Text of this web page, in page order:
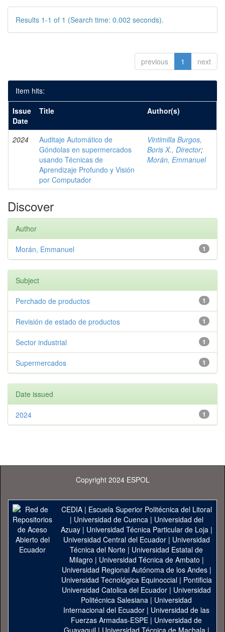
Results 1-1 of 1 (Search time: 0.002 seconds).
previous 1 next
Item hits:
Issue
Date
Title Author(s)
2024
Auditaje Automático de
Góndolas en supermercados
usando Técnicas de
Aprendizaje Profundo y Visión
por Computador
Vintimilla Burgos,
Boris X., Director;
Morán, Emmanuel
Discover
Author
1
Morán, Emmanuel
Subject
1
Perchado de productos
1
Revisión de estado de productos
1
Sector industrial
1
Supermercados
Date issued
1
2024
Copyright 2024 ESPOL
CEDIA| Escuela Superior Politécnica del Litoral
| Universidad de Cuenca| Universidad del
Azuay| Universidad Técnica Particular de Loja|
Universidad Central del Ecuador| Universidad
Técnica del Norte | Universidad Estatal de
Milagro | Universidad Técnica de Ambato |
Universidad Regional Autónoma de los Andes|
Universidad Tecnológica Equinoccial| Pontificia
Universidad Catolica del Ecuador | Universidad
Politécnica Salesiana | Universidad
Internacional del Ecuador | Universidad de las
Fuerzas Armadas-ESPE | Universidad de
Guayaquil| Universidad Técnica de Machala |